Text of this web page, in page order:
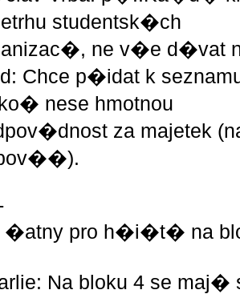
studentsk�ch
ne v�e d�vat
Chce p�idat k
nese hmotnou
za majetek
�atny pro h�i�t� na
Na bloku 4 se